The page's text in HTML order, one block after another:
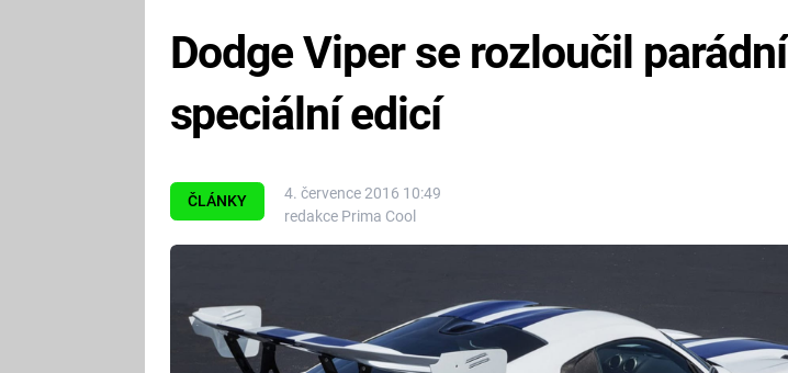
ČLÁNKY
4. července 2016 10:49
redakce Prima Cool
Dodge Viper se rozloučil parádní
speciální edicí